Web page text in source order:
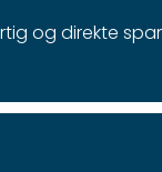
og direkte